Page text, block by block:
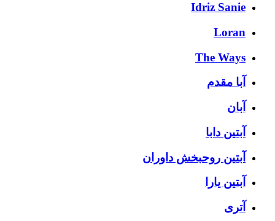
Idriz Sanie
Loran
The Ways
آبا مقدم
آبان
آبتین دابا
آبتین روحبخش داوران
آبتین یارا
آتری